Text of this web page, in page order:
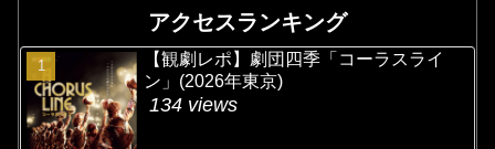
アクセスランキング
【観劇レポ】劇団四季「コーラスライ
ン」(2026年東京)
134 views